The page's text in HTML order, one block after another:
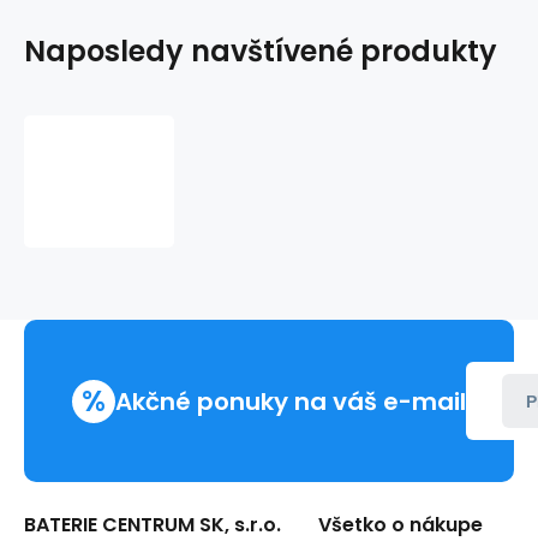
Naposledy navštívené produkty
Energizer
% Akčné ponuky na váš e-mail
BATERIE CENTRUM SK, s.r.o. Všetko o nákupe